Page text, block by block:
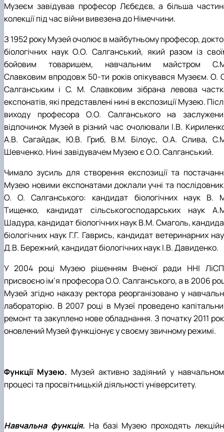
Пожежна ситуація в Україні за даними ЗМІ
Проєкти
Виступи в ЗМІ
Контакти
Музеєм завідував професор Лєбєдєв, а більша
колекції під час війни вивезена до Німеччини.
З 1952 року Музей очолює в майбутньому професор,
біологічних наук О.О. Салганський, який разом із
бойовим товаришем, навчальним майстром
Славковим впродовж 50-ти років опікувався Музеєм. О.
Салганським і С. М. Славковим зібрана левова
експонатів, які представлені нині в експозиції Музею.
виходу професора О.О. Салганського на
відпочинок Музей в різний час очолювали І.В.
А.В. Сагайдак, Ю.В. Гриб, В.М. Білоус, О.А. Слива,
Шевченко. Нині завідувачем Музею є О.О. Салганський.
Чимало зусиль для створення експозиції та
Музею новими експонатами доклали учні та
О. О. Салганського: кандидат біологічних наук В.
Тищенко, кандидат сільськогосподарських наук
Шадура, кандидат біологічних наук В.М. Смаголь,
біологічних наук Г.Г. Гаврись, кандидат ветеринарних
Д.В. Бережний, кандидат біологічних наук І.В. Давиденко.
У 2004 році Музею рішенням Вченої ради ННІ
присвоєно ім’я професора О.О. Салганського, а в 2006
Музей згідно наказу ректора реорганізовано у
лабораторію. В 2007 році в Музеї проведено
ремонт та закуплено нове обладнання. З початку 2011
оновлений Музей функціонує у своєму звичному режимі.
Функції Музею. Музей активно задіяний у
процесі та просвітницькій діяльності університету.
Навчальна функція. На базі Музею проходять